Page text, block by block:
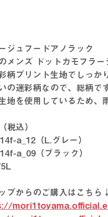
ジュフードアノラック
メンズ ドットカモフラー
柄プリント生地でしっか
の迷彩柄なので、総柄で
地を使用しているため、
税込）
a_12（L.グレー）
（ブラック）
プからのご購入はこちら↓